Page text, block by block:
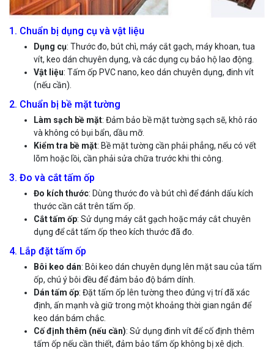
1. Chuẩn bị dụng cụ và vật liệu
Dụng cụ: Thước đo, bút chì, máy cắt gạch, máy khoan, tua
vít, keo dán chuyên dụng, và các dụng cụ bảo hộ lao động.
Vật liệu: Tấm ốp PVC nano, keo dán chuyên dụng, đinh vít
(nếu cần).
2. Chuẩn bị bề mặt tường
Làm sạch bề mặt: Đảm bảo bề mặt tường sạch sẽ, khô ráo
và không có bụi bẩn, dầu mỡ.
Kiểm tra bề mặt: Bề mặt tường cần phải phẳng, nếu có vết
lõm hoặc lồi, cần phải sửa chữa trước khi thi công.
3. Đo và cắt tấm ốp
Đo kích thước: Dùng thước đo và bút chì để đánh dấu kích
thước cần cắt trên tấm ốp.
Cắt tấm ốp: Sử dụng máy cắt gạch hoặc máy cắt chuyên
dụng để cắt tấm ốp theo kích thước đã đo.
4. Lắp đặt tấm ốp
Bôi keo dán: Bôi keo dán chuyên dụng lên mặt sau của tấm
ốp, chú ý bôi đều để đảm bảo độ bám dính.
Dán tấm ốp: Đặt tấm ốp lên tường theo đúng vị trí đã xác
định, ấn mạnh và giữ trong một khoảng thời gian ngắn để
keo dán bám chắc.
Cố định thêm (nếu cần): Sử dụng đinh vít để cố định thêm
tấm ốp nếu cần thiết, đảm bảo tấm ốp không bị xê dịch.